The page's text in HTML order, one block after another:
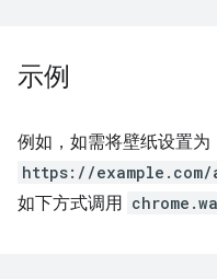
示例
例如，如需将壁纸设置为
https://
如下方式调用